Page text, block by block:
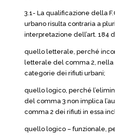
3.1- La qualificazione della
urbano risulta contraria a
interpretazione dell’art. 184
quello letterale, perché
letterale del comma 2, nella
categorie dei rifiuti urbani;
quello logico, perché
del comma 3 non implica
comma 2 dei rifiuti in essa
quello logico – funzionale,